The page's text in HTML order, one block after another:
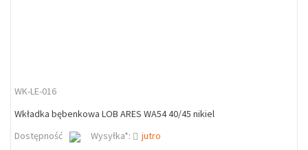
WK-LE-016
Wkładka bębenkowa LOB ARES WA54 40/45 nikiel
Dostępność
Wysyłka*: jutro